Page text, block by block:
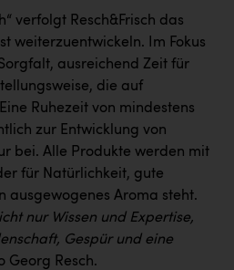
Institute
technology gmbh
verfolgt Resch&Frisch das
weiterzuentwickeln. Im Fokus
ausreichend Zeit für
die auf
Ruhezeit von mindestens
zur Entwicklung von
bei. Alle Produkte werden mit
für Natürlichkeit, gute
ausgewogenes Aroma steht.
nur Wissen und Expertise,
Gespür und eine
Georg Resch.